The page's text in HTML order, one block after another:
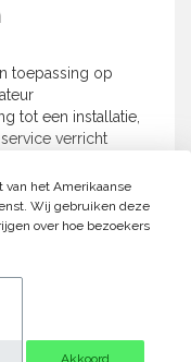
toepassing op
tot een installatie,
verricht
van het Amerikaanse
Wij gebruiken deze
over hoe bezoekers
Akkoord